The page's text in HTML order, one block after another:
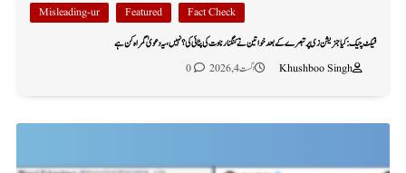
Fact Check
Featured
Misleading-ur
فیکٹ چیک: کیا جنریشن زی پر تبصرے کے بعد خواتین نے کنگنا رناوت کی پٹائی کی؟ نہیں، یہ دعویٰ گمراہ کن ہے
Khushboo Singh
اگست 4, 2026 0